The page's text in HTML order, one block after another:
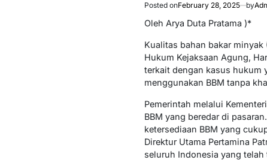
Posted onFebruary 28, 2025 by
Oleh Arya Duta Pratama )*
Kualitas bahan bakar minyak
Hukum Kejaksaan Agung,
terkait dengan kasus hukum
menggunakan BBM tanpa
Pemerintah melalui
BBM yang beredar di
ketersediaan BBM yang
Direktur Utama Pertamina
seluruh Indonesia yang